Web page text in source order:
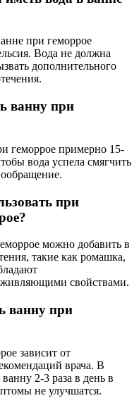
при геморрое
Вода не должна
дополнительного
ванну при
геморрое примерно 15-
вода успела смягчить
при
можно добавить в
такие как ромашка,
свойствами.
ванну при
зависит от
врача. В
2-3 раза в день в
не улучшатся.